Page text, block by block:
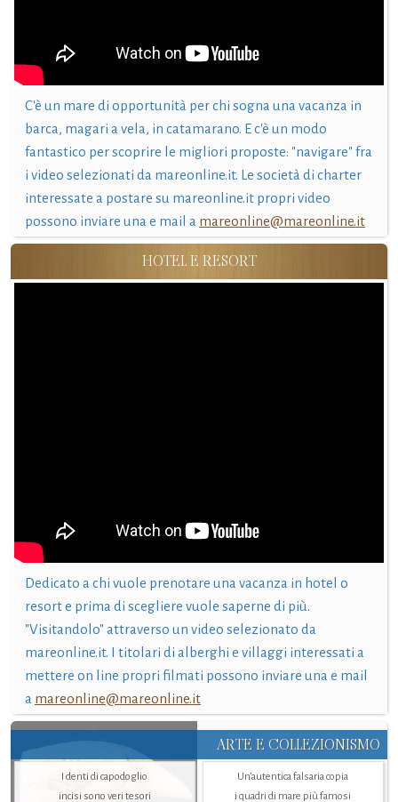
C'è un mare di opportunità per chi sogna una vacanza in
barca, magari a vela, in catamarano. E c'è un modo
fantastico per scoprire le migliori proposte: "navigare" fra
i video selezionati da mareonline.it. Le società di charter
interessate a postare su mareonline.it propri video
possono inviare una e mail a mareonline@mareonline.it
HOTEL E RESORT
Dedicato a chi vuole prenotare una vacanza in hotel o
resort e prima di scegliere vuole saperne di più.
"Visitandolo" attraverso un video selezionato da
mareonline.it. I titolari di alberghi e villaggi interessati a
mettere on line propri filmati possono inviare una e mail
a mareonline@mareonline.it
ARTE E COLLEZIONISMO
I denti di capodoglio
incisi sono veri tesori
Un’autentica falsaria copia
i quadri di mare più famosi